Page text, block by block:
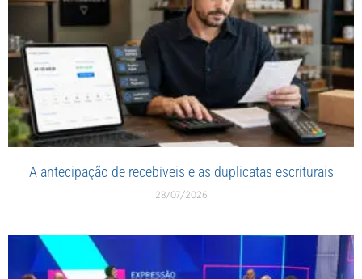
A antecipação de recebíveis e as duplicatas escriturais
28/07/2026